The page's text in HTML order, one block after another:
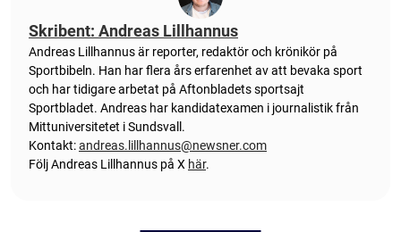
Skribent: Andreas Lillhannus
Andreas Lillhannus är reporter, redaktör och krönikör på
Sportbibeln. Han har flera års erfarenhet av att bevaka sport
och har tidigare arbetat på Aftonbladets sportsajt
Sportbladet. Andreas har kandidatexamen i journalistik från
Mittuniversitetet i Sundsvall.
Kontakt:andreas.lillhannus@newsner.com
Följ Andreas Lillhannus på X här.